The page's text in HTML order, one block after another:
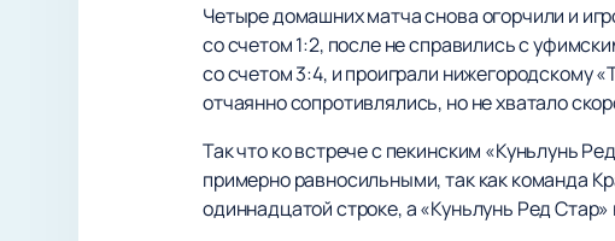
Четыре домашних матча снова огорчили и
со счетом 1:2, после не справились с
со счетом 3:4, и проиграли нижегородскому
отчаянно сопротивлялись, но не хватало
Так что ко встрече с пекинским «Куньлунь
примерно равносильными, так как команда
одиннадцатой строке, а «Куньлунь Ред